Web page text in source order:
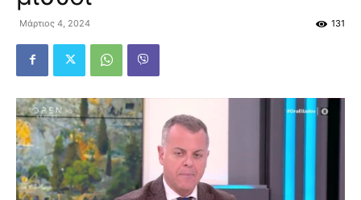
Μάρτιος 4, 2024 131